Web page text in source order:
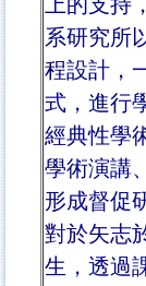
上的支持
系研究所
程設計，
式，進行
經典性學
學術演講
形成督促
對於矢志
生，透過